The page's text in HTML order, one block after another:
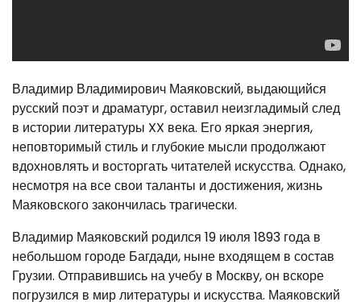
Владимир Владимирович Маяковский, выдающийся
русский поэт и драматург, оставил неизгладимый след
в истории литературы XX века. Его яркая энергия,
неповторимый стиль и глубокие мысли продолжают
вдохновлять и восторгать читателей искусства. Однако,
несмотря на все свои таланты и достижения, жизнь
Маяковского закончилась трагически.
Владимир Маяковский родился 19 июля 1893 года в
небольшом городе Багдади, ныне входящем в состав
Грузии. Отправившись на учебу в Москву, он вскоре
погрузился в мир литературы и искусства. Маяковский